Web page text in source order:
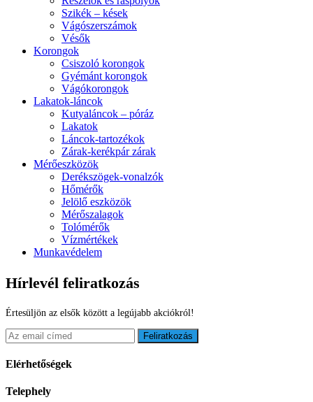
Szikék – kések
Vágószerszámok
Vésők
Korongok
Csiszoló korongok
Gyémánt korongok
Vágókorongok
Lakatok-láncok
Kutyaláncok – póráz
Lakatok
Láncok-tartozékok
Zárak-kerékpár zárak
Mérőeszközök
Derékszögek-vonalzók
Hőmérők
Jelölő eszközök
Mérőszalagok
Tolómérők
Vízmértékek
Munkavédelem
Hírlevél feliratkozás
Értesüljön az elsők között a legújabb akciókról!
Feliratkozás
Elérhetőségek
Telephely